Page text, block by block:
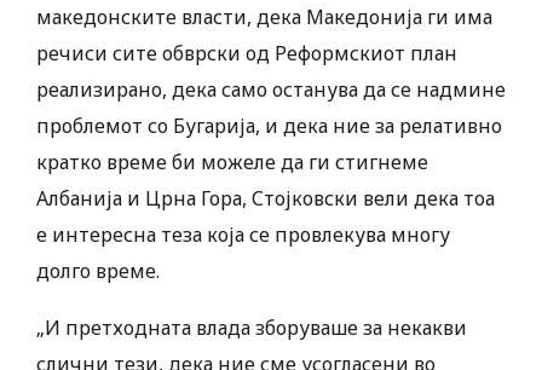
македонските власти, дека Македонија ги има
речиси сите обврски од Реформскиот план
реализирано, дека само останува да се надмине
проблемот со Бугарија, и дека ние за релативно
кратко време би можеле да ги стигнеме
Албанија и Црна Гора, Стојковски вели дека тоа
е интересна теза која се провлекува многу
долго време.
„И претходната влада зборуваше за некакви
слични тези, дека ние сме усогласени во